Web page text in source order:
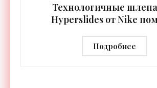
Технологичные
Hyperslides от Nike
тренировки -
Подробнее